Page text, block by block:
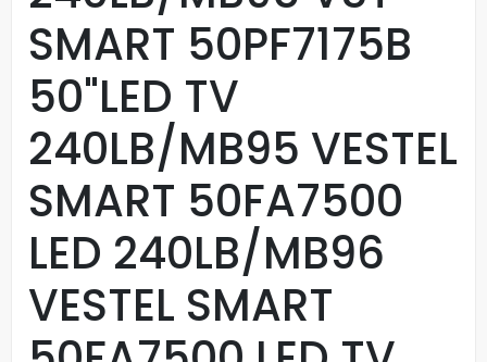
SMART 50PF7175B
50"LED TV
240LB/MB95 VESTEL
SMART 50FA7500
LED 240LB/MB96
VESTEL SMART